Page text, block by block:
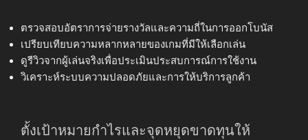
ตรวจสอบอัตราการจ่ายรางวัลและความถี่ในการออกโบนัส
เปรียบเทียบความหลากหลายของเกมที่มีให้เลือกเล่น
ดูรีวิวจากผู้เล่นจริงเพื่อประเมินประสบการณ์การใช้งาน
วิเคราะห์ระบบความปลอดภัยและการให้บริการลูกค้า
ตั้งเป้าหมายกำไรและจุดหยุดขาดทุนให้